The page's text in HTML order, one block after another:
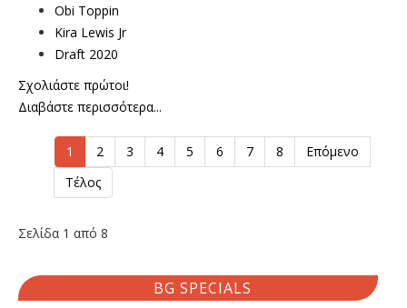
Obi Toppin
Kira Lewis Jr
Draft 2020
Σχολιάστε πρώτοι!
Διαβάστε περισσότερα...
1 2 3 4 5 6 7 8
Επόμενο
Τέλος
Σελίδα 1 από 8
BG SPECIALS